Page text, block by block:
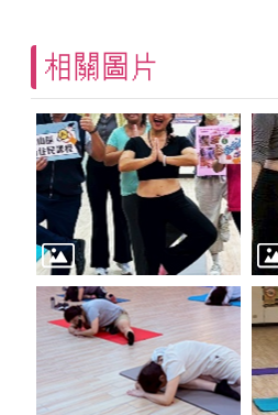
相關圖片